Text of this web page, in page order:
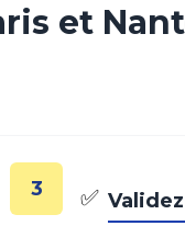
et
3 ✅